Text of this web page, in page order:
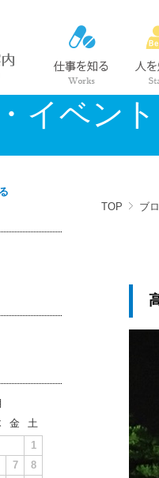
ベル薬局
イベント
TOP ブ
金
土
1
7
8